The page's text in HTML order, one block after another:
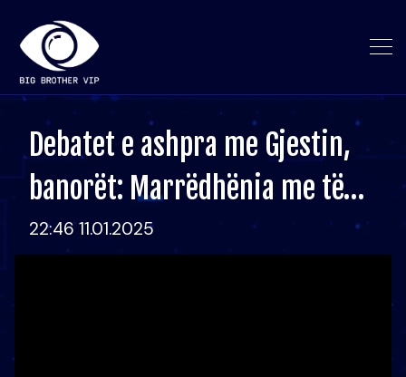
Debatet e ashpra me Gjestin,
banorët: Marrëdhënia me të…
22:46 11.01.2025